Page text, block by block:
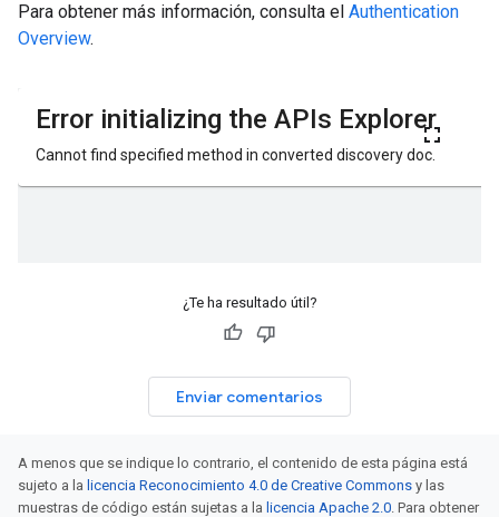
Para obtener más información, consulta el Authentication
Overview.
¿Te ha resultado útil?
Enviar comentarios
A menos que se indique lo contrario, el contenido de esta página está
sujeto a la licencia Reconocimiento 4.0 de Creative Commons y las
muestras de código están sujetas a la licencia Apache 2.0. Para obtener